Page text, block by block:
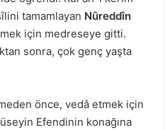
tamamlayan Nûreddîn
için medreseye gitti.
sonra, çok genç yaşta
önce, vedâ etmek için
Efendinin konağına